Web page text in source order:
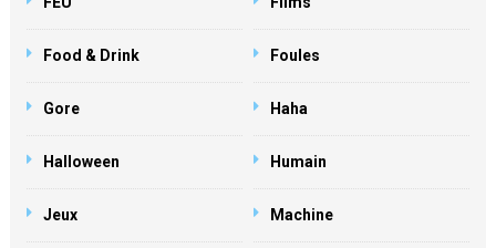
Food & Drink Foules
Gore Haha
Halloween Humain
Jeux Machine